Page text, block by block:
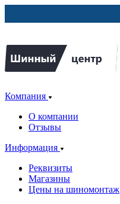
Компания
О компании
Отзывы
Информация
Реквизиты
Магазины
Цены на шиномонтаж